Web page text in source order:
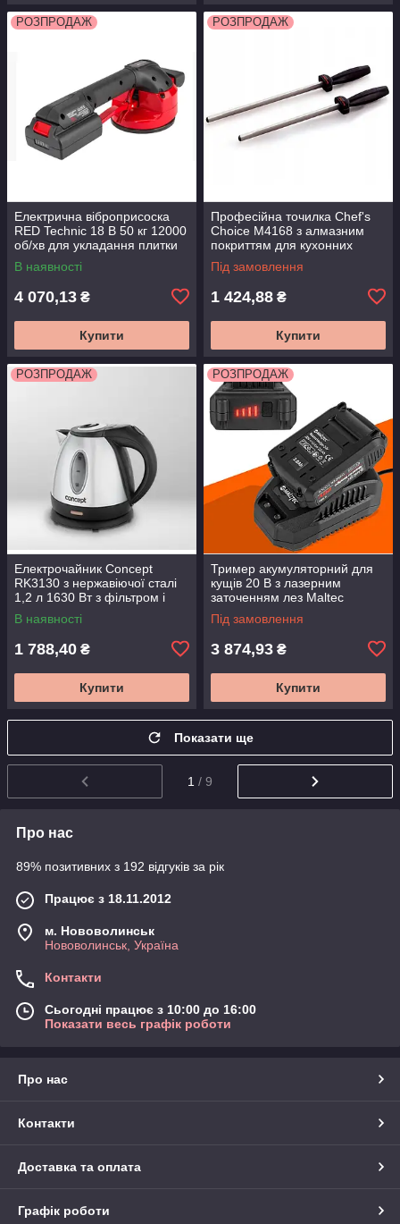
РОЗПРОДАЖ
Електрична віброприсоска
RED Technic 18 В 50 кг 12000
об/хв для укладання плитки
В наявності
4 070,13 ₴
Купити
РОЗПРОДАЖ
Професійна точилка Chef's
Choice M4168 з алмазним
покриттям для кухонних
ножів універсальна
компактна
Під замовлення
1 424,88 ₴
Купити
РОЗПРОДАЖ
Електрочайник Concept
RK3130 з нержавіючої сталі
1,2 л 1630 Вт з фільтром і
захистом від накипу
В наявності
1 788,40 ₴
Купити
РОЗПРОДАЖ
Тример акумуляторний для
кущів 20 В з лазерним
заточенням лез Maltec
111400 бездротовий кущоріз
Під замовлення
3 874,93 ₴
Купити
Показати ще
1 / 9
Про нас
89% позитивних з 192 відгуків за рік
Працює з 18.11.2012
м. Нововолинськ
Нововолинськ, Україна
Контакти
Сьогодні працює з 10:00 до 16:00
Показати весь графік роботи
Про нас
Контакти
Доставка та оплата
Графік роботи